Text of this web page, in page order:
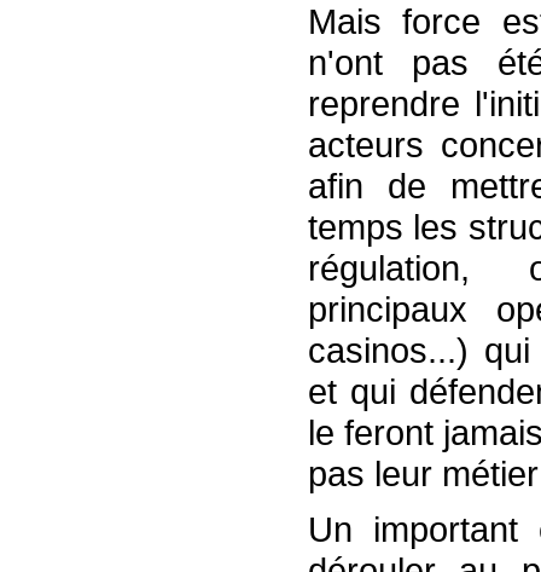
Mais force
n'ont pas
reprendre
acteurs
afin de
temps les
régulation,
principaux
casinos...)
et qui
le feront
pas leur
Un important